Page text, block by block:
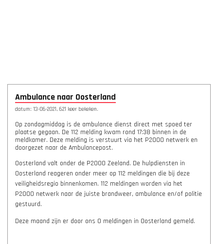
Ambulance naar Oosterland
datum: 13-06-2021, 621 keer bekeken.
Op zondagmiddag is de ambulance dienst direct met spoed ter
plaatse gegaan. De 112 melding kwam rond 17:38 binnen in de
meldkamer. Deze melding is verstuurt via het P2000 netwerk en
doorgezet naar de Ambulancepost.
Oosterland valt onder de P2000 Zeeland. De hulpdiensten in
Oosterland reageren onder meer op 112 meldingen die bij deze
veiligheidsregio binnenkomen. 112 meldingen worden via het
P2000 netwerk naar de juiste brandweer, ambulance en/of politie
gestuurd.
Deze maand zijn er door ons 0 meldingen in Oosterland gemeld.